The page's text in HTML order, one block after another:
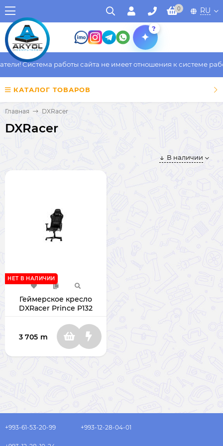
0 RU
?
Система работы сайта не имеет отношения к системе
КАТАЛОГ ТОВАРОВ
Главная DXRacer
DXRacer
В наличии
Геймерское кресло
DXRacer Prince P132
НЕТ В НАЛИЧИИ
3 705 m
+993-61-53-20-99 +993-12-28-04-01